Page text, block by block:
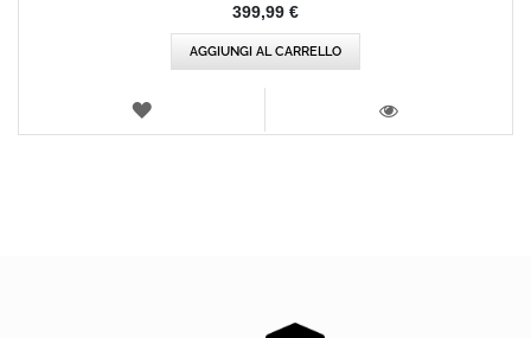
399,99 €
AGGIUNGI AL CARRELLO
LISTA